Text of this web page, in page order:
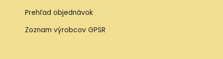
Prehľad objednávok
Zoznam výrobcov GPSR